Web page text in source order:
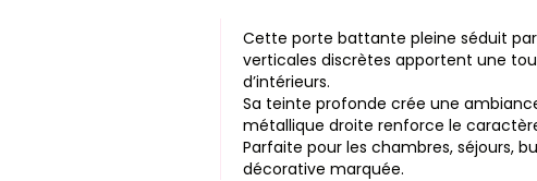
Cette porte battante pleine séduit
verticales discrètes apportent une
d’intérieurs.
Sa teinte profonde crée une
métallique droite renforce le
Parfaite pour les chambres, séjours,
décorative marquée.